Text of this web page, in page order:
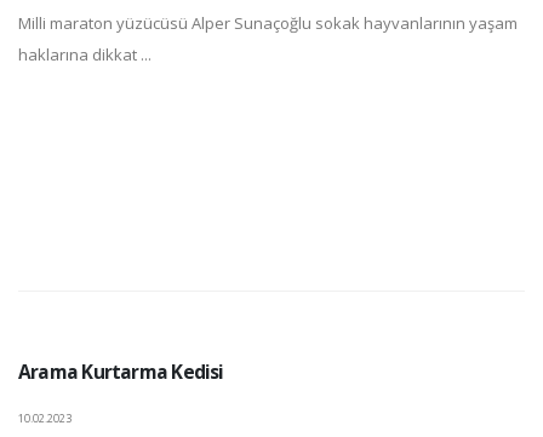
Milli maraton yüzücüsü Alper Sunaçoğlu sokak hayvanlarının yaşam
haklarına dikkat ...
Arama Kurtarma Kedisi
10.02.2023